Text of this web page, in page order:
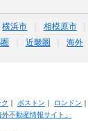
横浜市 相模原市
近畿圏 海外
｜ ボストン ｜ ロンドン ｜
不動産情報サイト」